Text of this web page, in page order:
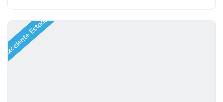
Excelente Estado